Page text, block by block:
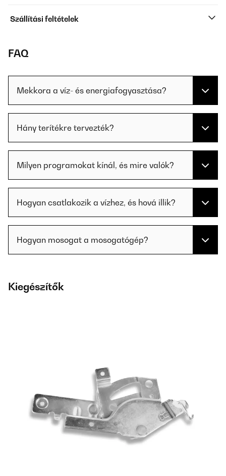
Szállítási feltételek
FAQ
Mekkora a víz- és energiafogyasztása?
Hány terítékre tervezték?
Milyen programokat kínál, és mire valók?
Hogyan csatlakozik a vízhez, és hová illik?
Hogyan mosogat a mosogatógép?
Kiegészítők